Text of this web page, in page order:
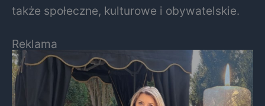
także społeczne, kulturowe i obywatelskie.
Reklama